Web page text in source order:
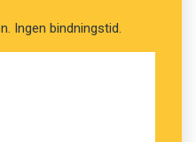
Ingen bindningstid.